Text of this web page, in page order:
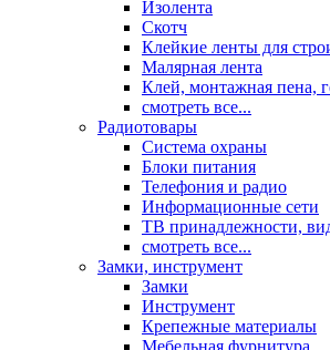
Изолента
Скотч
Клейкие ленты для
Малярная лента
Клей, монтажная пена,
смотреть все...
Радиотовары
Система охраны
Блоки питания
Телефония и радио
Информационные сети
ТВ принадлежности,
смотреть все...
Замки, инструмент
Замки
Инструмент
Крепежные материалы
Мебельная фурнитура